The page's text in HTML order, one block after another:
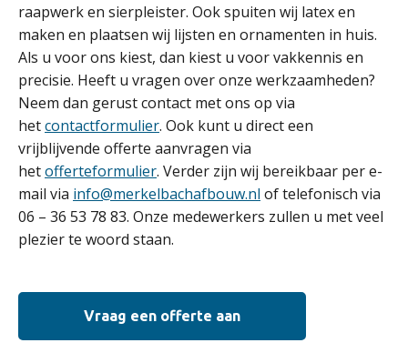
raapwerk en sierpleister. Ook spuiten wij latex en
maken en plaatsen wij lijsten en ornamenten in huis.
Als u voor ons kiest, dan kiest u voor vakkennis en
precisie. Heeft u vragen over onze werkzaamheden?
Neem dan gerust contact met ons op via
hetcontactformulier. Ook kunt u direct een
vrijblijvende offerte aanvragen via
hetofferteformulier. Verder zijn wij bereikbaar per e-
mail via info@merkelbachafbouw.nl of telefonisch via
06 – 36 53 78 83. Onze medewerkers zullen u met veel
plezier te woord staan.
Vraag een offerte aan